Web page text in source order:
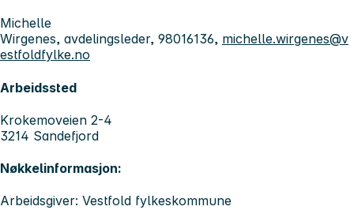
Michelle
Wirgenes, avdelingsleder, 98016136, michelle.wirgenes@v
estfoldfylke.no
Arbeidssted
Krokemoveien 2-4
3214 Sandefjord
Nøkkelinformasjon:
Arbeidsgiver: Vestfold fylkeskommune